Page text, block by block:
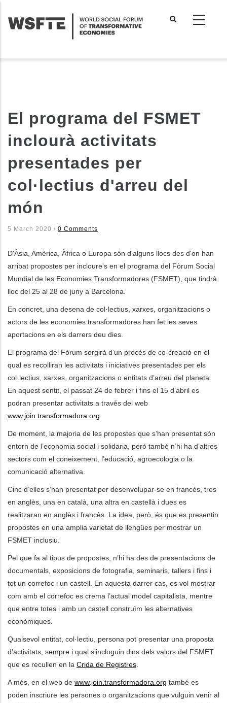
main
actions
El programa del FSMET
inclourà activitats
presentades per
col·lectius d'arreu del
món
5 March 2020 / 0 Comments
D'Àsia, Amèrica, Àfrica o Europa són d'alguns llocs des d'on han
arribat propostes per incloure's en el programa del Fòrum Social
Mundial de les Economies Transformadores (FSMET), que tindrà
lloc del 25 al 28 de juny a Barcelona.
En concret, una desena de col·lectius, xarxes, organitzacions o
actors de les economies transformadores han fet les seves
aportacions en els darrers deu dies.
El programa del Fòrum sorgirà d’un procés de co-creació en el
qual es recolliran les activitats i iniciatives presentades per els
col·lectius, xarxes, organitzacions o entitats d’arreu del planeta.
En aquest sentit, el passat 24 de febrer i fins el 15 d’abril es
podran presentar activitats a través del web
www.join.transformadora.org.
De moment, la majoria de les propostes que s’han presentat són
entorn de l’economia social i solidaria, però també n’hi ha d’altres
sectors com el coneixement, l’educació, agroecologia o la
comunicació alternativa.
Cinc d’elles s’han presentat per desenvolupar-se en francès, tres
en anglès, una en català, una altra en castellà i dues es
realitzaran en anglès i francès. La idea, però, és que es presentin
propostes en una amplia varietat de llengües per mostrar un
FSMET inclusiu.
Pel que fa al tipus de propostes, n’hi ha des de presentacions de
documentals, exposicions de fotografia, seminaris, tallers i fins i
tot un correfoc i un castell. En aquesta darrer cas, es vol mostrar
com amb el correfoc es crema l’actual model capitalista, mentre
que entre totes i amb un castell construïm les alternatives
econòmiques.
Qualsevol entitat, col·lectiu, persona pot presentar una proposta
d’activitats, sempre i qual s’incloguin dins dels valors del FSMET
que es recullen en la Crida de Registres.
A més, en el web de www.join.transformadora.org també es
poden inscriure les persones o organitzacions que vulguin venir al